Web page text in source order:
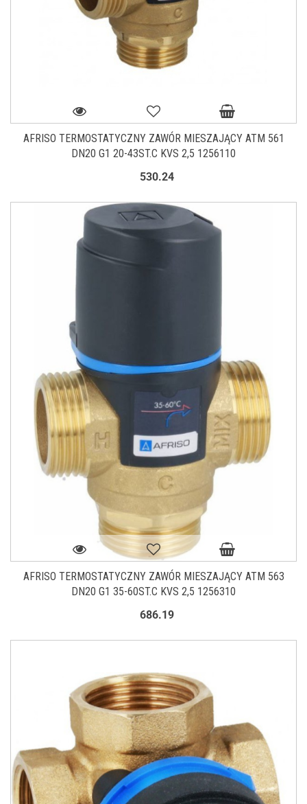
AFRISO TERMOSTATYCZNY ZAWÓR MIESZAJĄCY ATM 561
DN20 G1 20-43ST.C KVS 2,5 1256110
530.24
AFRISO TERMOSTATYCZNY ZAWÓR MIESZAJĄCY ATM 563
DN20 G1 35-60ST.C KVS 2,5 1256310
686.19